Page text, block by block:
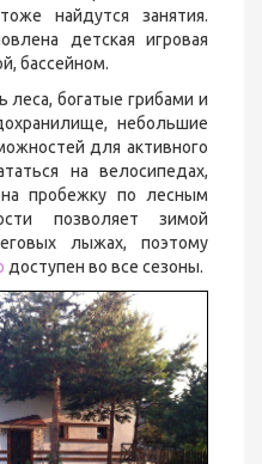
найдутся занятия.
детская игровая
бассейном.
леса, богатые грибами и
небольшие
для активного
на велосипедах,
на пробежку по лесным
позволяет зимой
лыжах, поэтому
доступен во все сезоны.